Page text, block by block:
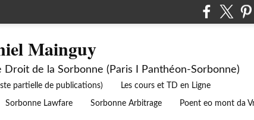
Mainguy
Droit de la Sorbonne (Paris I Panthéon-Sorbonne)
partielle de publications) Les cours et TD en Ligne
Sorbonne Lawfare Sorbonne Arbitrage Poent eo mont da